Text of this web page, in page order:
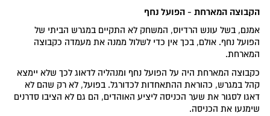
הקבוצה המארחת - הפועל נחף
אמנם, בשל עונש הרדיוס, המשחק לא התקיים במגרש הביתי של
הפועל נחף. אולם, בכך אין כדי לשלול ממנה את מעמדה כקבוצה
המארחת.
כקבוצה המארחת היה על הפועל נחף ומנהליה לדאוג לכך שלא יימצא
קהל במגרש, כהוראת ההתאחדות לכדורגל. בפועל, לא רק שהם לא
דאגו לסגור את שער הכניסה ליציע האוהדים, הם גם לא הציבו סדרנים
שימנעו את הכניסה.